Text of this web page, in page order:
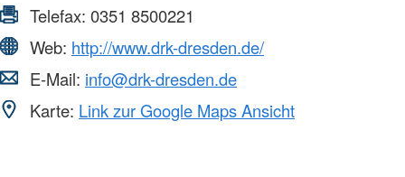
Telefax: 0351 8500221
Web: http://www.drk-dresden.de/
E-Mail: info@drk-dresden.de
Karte: Link zur Google Maps Ansicht